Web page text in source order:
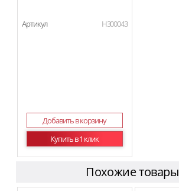
Артикул H300043
Добавить в корзину
Купить в 1 клик
Похожие товары